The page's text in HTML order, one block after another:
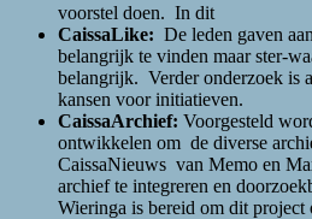
voorstel doen. In dit
CaissaLike: De leden gaven
belangrijk te vinden maar ster-
belangrijk. Verder onderzoek is
kansen voor initiatieven.
CaissaArchief: Voorgesteld
ontwikkelen om de diverse
CaissaNieuws van Memo en
archief te integreren en
Wieringa is bereid om dit project